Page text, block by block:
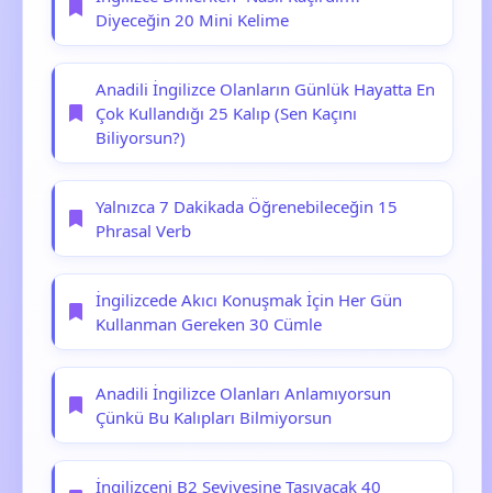
Diyeceğin 20 Mini Kelime
Anadili İngilizce Olanların Günlük Hayatta En
Çok Kullandığı 25 Kalıp (Sen Kaçını
Biliyorsun?)
Yalnızca 7 Dakikada Öğrenebileceğin 15
Phrasal Verb
İngilizcede Akıcı Konuşmak İçin Her Gün
Kullanman Gereken 30 Cümle
Anadili İngilizce Olanları Anlamıyorsun
Çünkü Bu Kalıpları Bilmiyorsun
İngilizceni B2 Seviyesine Taşıyacak 40